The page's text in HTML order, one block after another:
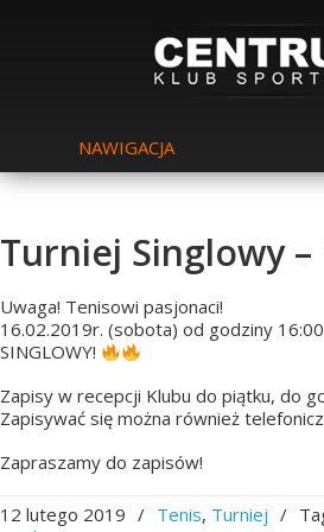
NAWIGACJA
Turniej Singlowy –
Uwaga! Tenisowi pasjonaci!
16.02.2019r. (sobota) od godziny
SINGLOWY!
Zapisy w recepcji Klubu do piątku, do
Zapisywać się można również
Zapraszamy do zapisów!
12 lutego 2019 / Tenis, Turniej /